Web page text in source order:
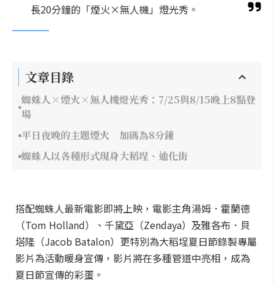
長20分鐘的「煙火×無人機」燈光秀。
文章目錄
蜘蛛人×煙火×無人機燈光秀：7/25與8/15晚上8點登
場
平日夜晚的主題煙火 加碼為8分鐘
蜘蛛人以各種形式現身大稻埕、迪化街
搭配蜘蛛人最新電影即將上映，電影主角湯姆．霍蘭德
（Tom Holland）、千黛亞（Zendaya）及雅各布．貝
塔隆（Jacob Batalon）更特別為大稻埕夏日節錄製專屬
影片為活動暖身宣傳，影片將在多種管道中亮相，成為
夏日節宣傳的彩蛋。